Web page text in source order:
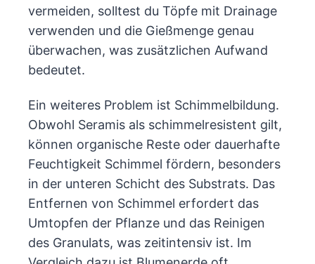
vermeiden, solltest du Töpfe mit Drainage
verwenden und die Gießmenge genau
überwachen, was zusätzlichen Aufwand
bedeutet.
Ein weiteres Problem ist Schimmelbildung.
Obwohl Seramis als schimmelresistent gilt,
können organische Reste oder dauerhafte
Feuchtigkeit Schimmel fördern, besonders
in der unteren Schicht des Substrats. Das
Entfernen von Schimmel erfordert das
Umtopfen der Pflanze und das Reinigen
des Granulats, was zeitintensiv ist. Im